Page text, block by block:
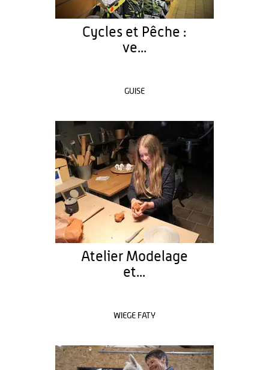
Cycles et Pêche :
ve...
GUISE
Atelier Modelage
et...
WIEGE FATY